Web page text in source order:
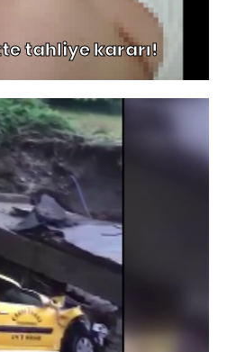
tahliye kararı!